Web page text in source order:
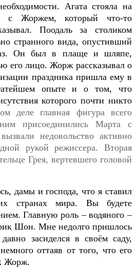
Агата стояла на
с Жоржем, который что-то
Поодаль за столиком
странного вида, опустивший
Он был в плаще и шляпе,
его лицо. Жорж рассказывал о
праздника пришла ему в
опыте и о том, что
которого почти никто
деле главная фигура всего
присоединились Марта с
недовольство активно
рукой режиссера. Вторая
Грея, вертевшего головой
дамы и господа, что я ставил
странах мира. Вы будете
Главную роль – водяного –
Шон. Мне недолго пришлось
засиделся в своём саду,
оттаяв от того, что его
Жорж.